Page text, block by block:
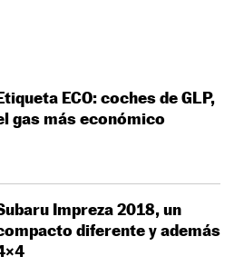
ECO: coches de GLP,
gas más económico
Impreza 2018, un
diferente y además